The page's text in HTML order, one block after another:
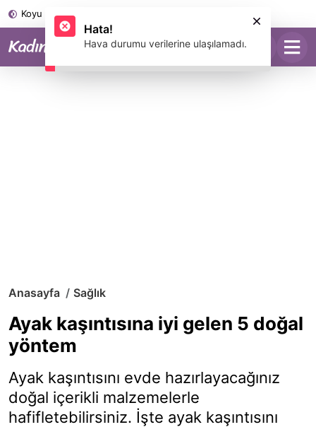
Koyu Mod
Anasayfa Sağlık
Ayak kaşıntısına iyi gelen 5 doğal
yöntem
Ayak kaşıntısını evde hazırlayacağınız
doğal içerikli malzemelerle
hafifletebilirsiniz. İşte ayak kaşıntısını